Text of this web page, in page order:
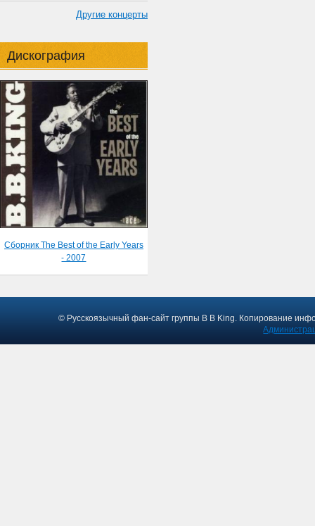
Другие концерты
Дискография
Сборник The Best of the Early Years
- 2007
© Русскоязычный фан-сайт группы B B King. Копирование